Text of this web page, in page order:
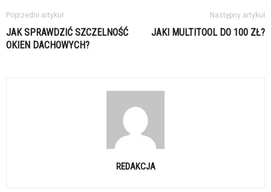
Poprzedni artykuł
JAK SPRAWDZIĆ SZCZELNOŚĆ
OKIEN DACHOWYCH?
Następny artykuł
JAKI MULTITOOL DO 100 ZŁ?
REDAKCJA